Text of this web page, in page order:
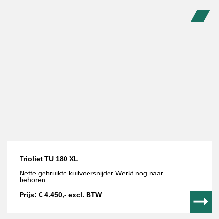
Trioliet TU 180 XL
Nette gebruikte kuilvoersnijder Werkt nog naar
behoren
Prijs: € 4.450,- excl. BTW